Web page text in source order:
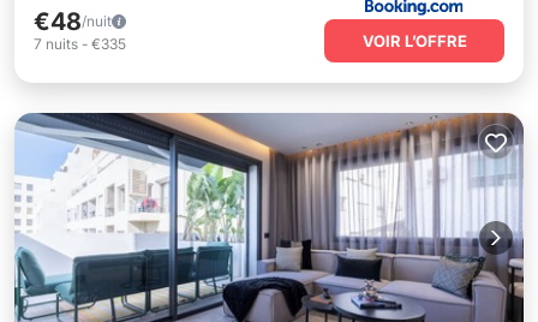
€48/nuit
7 nuits - €335 VOIR L’OFFRE